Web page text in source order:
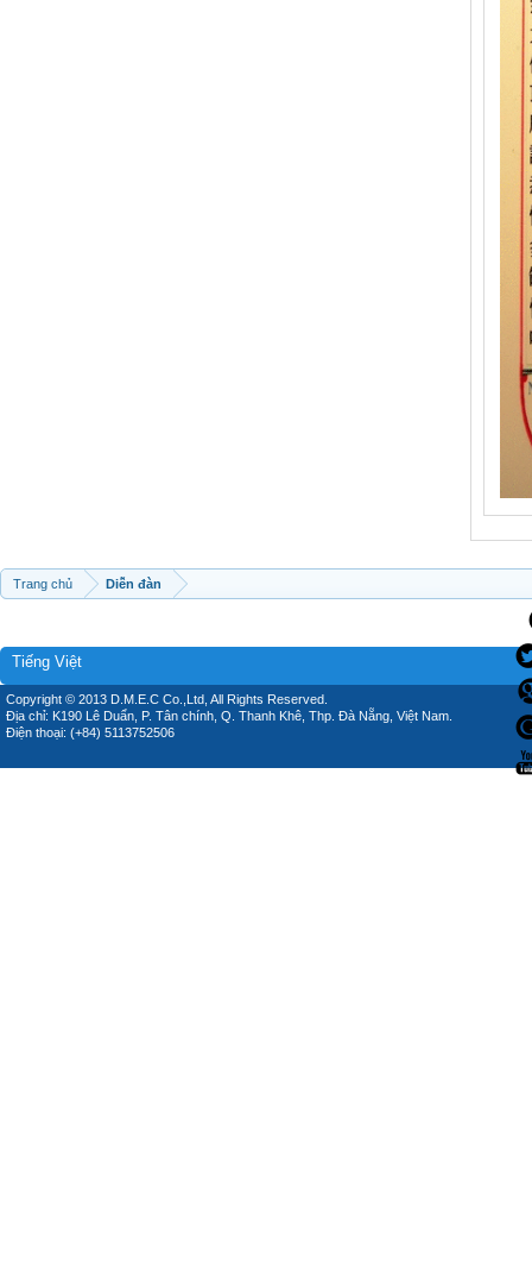
Trang chủ Diễn đàn
Tiếng Việt
Copyright © 2013 D.M.E.C Co.,Ltd, All Rights Reserved.
Địa chỉ: K190 Lê Duẩn, P. Tân chính, Q. Thanh Khê, Thp. Đà Nẵng, Việt Nam.
Điện thoại: (+84) 5113752506